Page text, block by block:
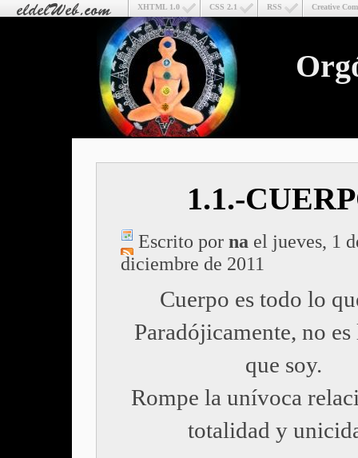
Creative
RSS
CSS 2.1
XHTML 1.0
1.1.-
Escrito por na el jueves, 1
diciembre de 2011
Cuerpo es todo lo
Paradójicamente, no
que soy.
Rompe la unívoca
totalidad y